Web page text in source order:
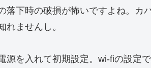
落下時の破損が怖いですよね。カ
れませんし。
源を入れて初期設定。wi-fiの設定